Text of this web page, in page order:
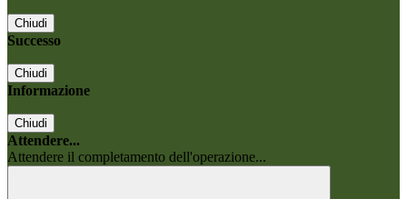
Chiudi
Successo
Chiudi
Informazione
Chiudi
Attendere...
Attendere il completamento dell'operazione...